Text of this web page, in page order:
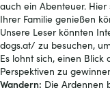
auch ein Abenteuer.
Ihrer Familie genießen
Unsere Leser könnten
dogs.at/ zu besuchen,
Es lohnt sich, einen
Perspektiven zu
Wandern: Die Ardennen